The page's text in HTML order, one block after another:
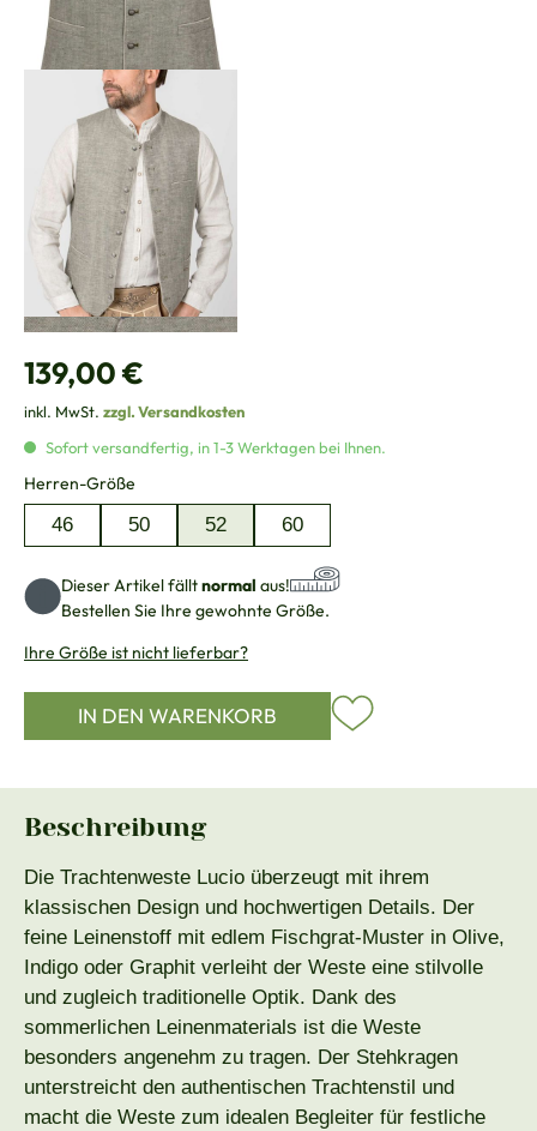
Regulärer Preis:
139,00 €
inkl. MwSt. zzgl. Versandkosten
Sofort versandfertig, in 1-3 Werktagen bei Ihnen.
Herren-Größe
46 50 52 60
Dieser Artikel fälltnormal aus!
Bestellen Sie Ihre gewohnte Größe.
Ihre Größe ist nicht lieferbar?
IN DEN WARENKORB
Beschreibung
Die Trachtenweste Lucio überzeugt mit ihrem
klassischen Design und hochwertigen Details. Der
feine Leinenstoff mit edlem Fischgrat-Muster in Olive,
Indigo oder Graphit verleiht der Weste eine stilvolle
und zugleich traditionelle Optik. Dank des
sommerlichen Leinenmaterials ist die Weste
besonders angenehm zu tragen. Der Stehkragen
unterstreicht den authentischen Trachtenstil und
macht die Weste zum idealen Begleiter für festliche